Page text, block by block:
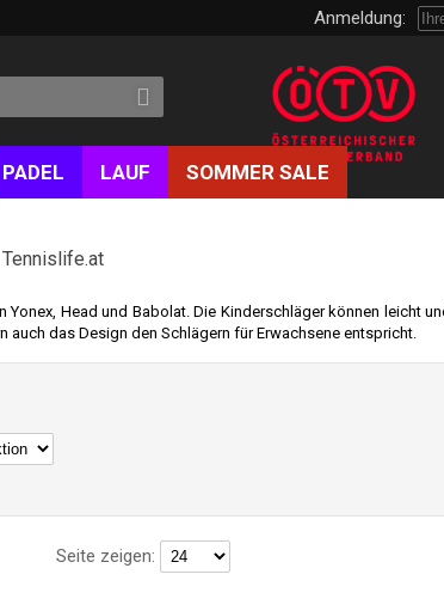
Anmeldung:
PADEL LAUF SOMMER SALE
Tennislife.at
Yonex, Head und Babolat. Die Kinderschläger können leicht
das Design den Schlägern für Erwachsene entspricht.
Seite zeigen: